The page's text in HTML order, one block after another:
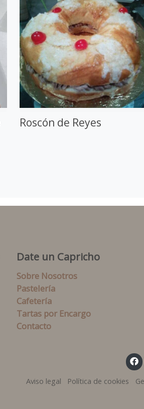
Roscón de Reyes
Date un Capricho
Sobre Nosotros
Pastelería
Cafetería
Tartas por Encargo
Contacto
Aviso legal Política de cookies